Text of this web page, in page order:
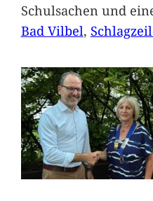
Schulsachen und
Bad Vilbel,